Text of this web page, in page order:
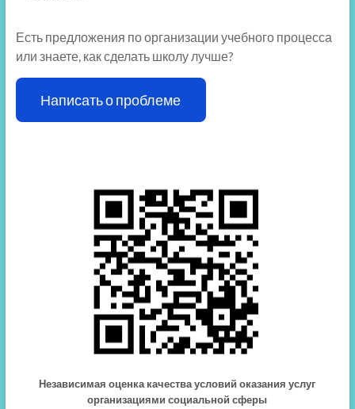
Есть предложения по организации учебного процесса
или знаете, как сделать школу лучше?
Написать о проблеме
Независимая оценка качества условий оказания услуг
организациями социальной сферы